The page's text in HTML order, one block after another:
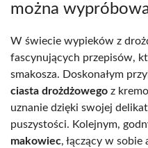
można
W świecie wypieków z
fascynujących przepisów,
smakosza. Doskonałym
ciasta drożdżowego z
uznanie dzięki swojej
puszystości. Kolejnym,
makowiec, łączący w